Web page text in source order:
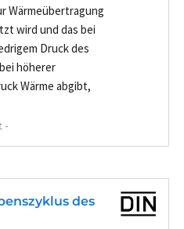
Wärmeübertragung
wird und das bei
Druck des
höherer
Wärme abgibt,
-
des